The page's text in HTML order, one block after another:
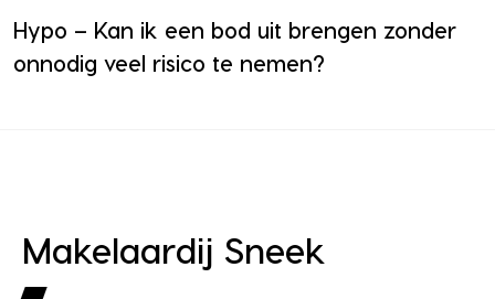
Hypo – Kan ik een bod uit brengen zonder
onnodig veel risico te nemen?
Makelaardij Sneek